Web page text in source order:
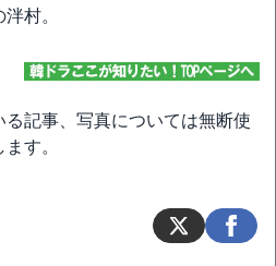
村。
記事、写真については無断使
す。